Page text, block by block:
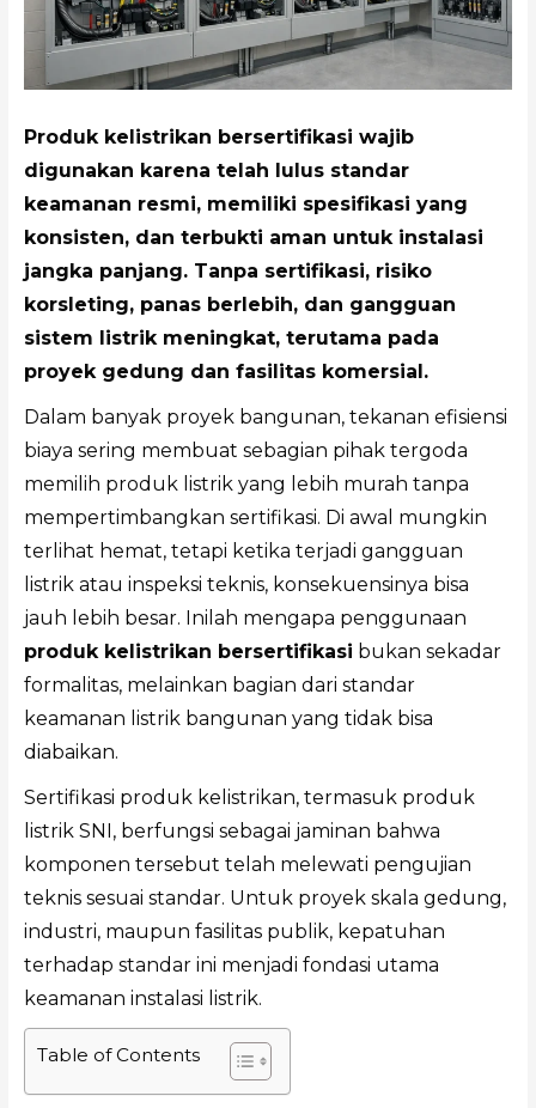
Produk kelistrikan bersertifikasi wajib
digunakan karena telah lulus standar
keamanan resmi, memiliki spesifikasi yang
konsisten, dan terbukti aman untuk instalasi
jangka panjang. Tanpa sertifikasi, risiko
korsleting, panas berlebih, dan gangguan
sistem listrik meningkat, terutama pada
proyek gedung dan fasilitas komersial.
Dalam banyak proyek bangunan, tekanan efisiensi
biaya sering membuat sebagian pihak tergoda
memilih produk listrik yang lebih murah tanpa
mempertimbangkan sertifikasi. Di awal mungkin
terlihat hemat, tetapi ketika terjadi gangguan
listrik atau inspeksi teknis, konsekuensinya bisa
jauh lebih besar. Inilah mengapa penggunaan
produk kelistrikan bersertifikasi bukan sekadar
formalitas, melainkan bagian dari standar
keamanan listrik bangunan yang tidak bisa
diabaikan.
Sertifikasi produk kelistrikan, termasuk produk
listrik SNI, berfungsi sebagai jaminan bahwa
komponen tersebut telah melewati pengujian
teknis sesuai standar. Untuk proyek skala gedung,
industri, maupun fasilitas publik, kepatuhan
terhadap standar ini menjadi fondasi utama
keamanan instalasi listrik.
Table of Contents